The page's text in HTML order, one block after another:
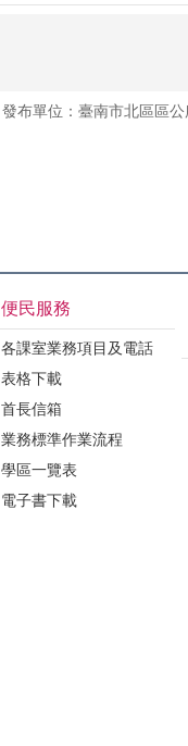
發布單位：臺南市北區區公
便民服務
各課室業務項目及電話
表格下載
首長信箱
業務標準作業流程
學區一覽表
電子書下載